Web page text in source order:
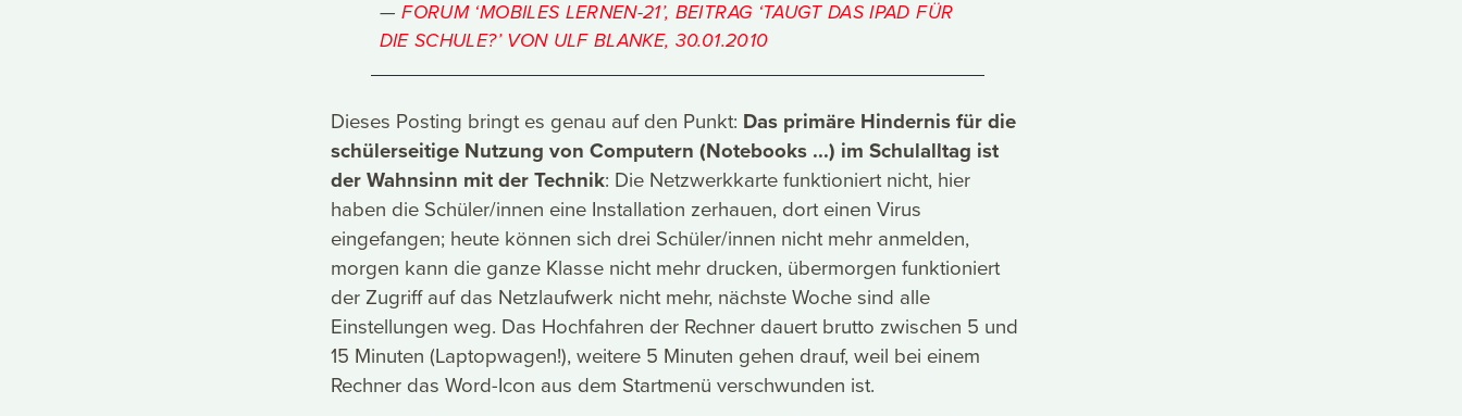
FORUM ‘MOBILES LERNEN-21’, BEITRAG ‘TAUGT DAS IPAD FÜR
DIE SCHULE?’ VON ULF BLANKE, 30.01.2010
Dieses Posting bringt es genau auf den Punkt: Das primäre Hindernis für die
schülerseitige Nutzung von Computern (Notebooks ...) im Schulalltag ist
der Wahnsinn mit der Technik: Die Netzwerkkarte funktioniert nicht, hier
haben die Schüler/innen eine Installation zerhauen, dort einen Virus
eingefangen; heute können sich drei Schüler/innen nicht mehr anmelden,
morgen kann die ganze Klasse nicht mehr drucken, übermorgen funktioniert
der Zugriff auf das Netzlaufwerk nicht mehr, nächste Woche sind alle
Einstellungen weg. Das Hochfahren der Rechner dauert brutto zwischen 5 und
15 Minuten (Laptopwagen!), weitere 5 Minuten gehen drauf, weil bei einem
Rechner das Word-Icon aus dem Startmenü verschwunden ist.